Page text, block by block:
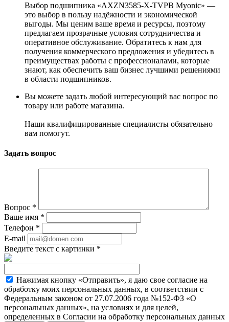
Выбор подшипника «AXZN3585-X-TVPB Myonic» —
это выбор в пользу надёжности и экономической
выгоды. Мы ценим ваше время и ресурсы, поэтому
предлагаем прозрачные условия сотрудничества и
оперативное обслуживание. Обратитесь к нам для
получения коммерческого предложения и убедитесь в
преимуществах работы с профессионалами, которые
знают, как обеспечить ваш бизнес лучшими решениями
в области подшипников.
Вы можете задать любой интересующий вас вопрос по
товару или работе магазина.
Наши квалифицированные специалисты обязательно
вам помогут.
Задать вопрос
Вопрос *
Ваше имя *
Телефон *
E-mail
Введите текст с картинки *
Нажимая кнопку «Отправить», я даю свое согласие на
обработку моих персональных данных, в соответствии с
Федеральным законом от 27.07.2006 года №152-ФЗ «О
персональных данных», на условиях и для целей,
определенных в Согласии на обработку персональных данных